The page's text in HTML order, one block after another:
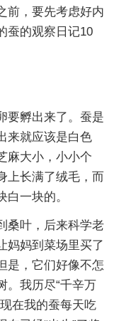
前，要先考虑好内
蚕的观察日记10
要孵出来了。蚕是
来就应该是白色
麻大小，小小个
上长满了绒毛，而
一块的。
桑叶，后来科学老
妈妈到菜场里买了
是，它们好像不怎
。我历尽“千辛万
在我的蚕每天吃